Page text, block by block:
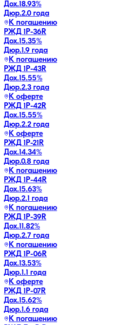
Дох.18.93%
Дюр.2.0 года
К погашению
РЖД 1Р-36R
Дох.15.35%
Дюр.1.9 года
К погашению
РЖД 1Р-43R
Дох.15.55%
Дюр.2.3 года
К оферте
РЖД 1Р-42R
Дох.15.55%
Дюр.2.2 года
К оферте
РЖД 1Р-21R
Дох.14.34%
Дюр.0.8 года
К погашению
РЖД 1Р-44R
Дох.15.63%
Дюр.2.1 года
К погашению
РЖД 1Р-39R
Дох.11.82%
Дюр.2.7 года
К погашению
РЖД 1Р-06R
Дох.13.53%
Дюр.1.1 года
К оферте
РЖД 1Р-07R
Дох.15.62%
Дюр.1.6 года
К погашению